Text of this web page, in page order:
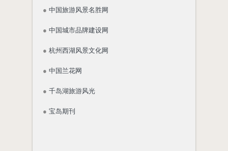
● 中国旅游风景名胜网
● 中国城市品牌建设网
● 杭州西湖风景文化网
● 中国兰花网
● 千岛湖旅游风光
● 宝岛期刊